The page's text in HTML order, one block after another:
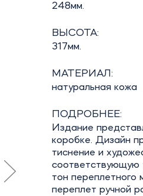
248мм.
ВЫСОТА:
317мм.
МАТЕРИАЛ:
натуральная кожа
ПОДРОБНЕЕ:
Издание
коробке. Дизайн
тиснение и
соответствующую
тон переплетного
переплет ручной